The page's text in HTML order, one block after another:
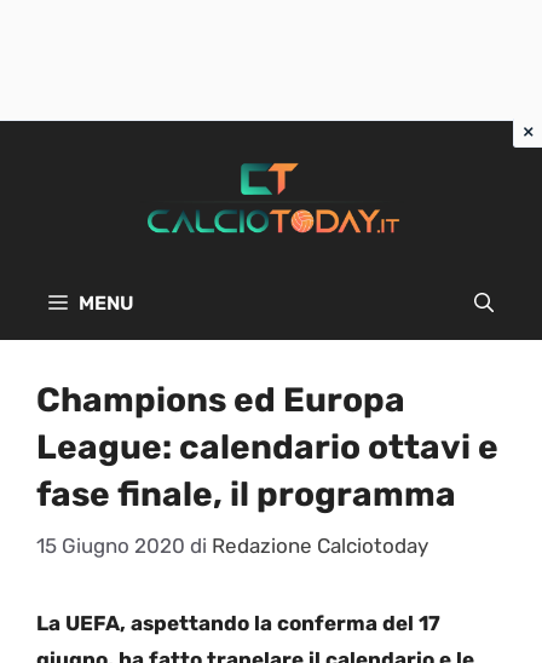
MENU
Champions ed Europa
League: calendario ottavi e
fase finale, il programma
15 Giugno 2020 di Redazione Calciotoday
La UEFA, aspettando la conferma del 17